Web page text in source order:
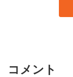
コメント